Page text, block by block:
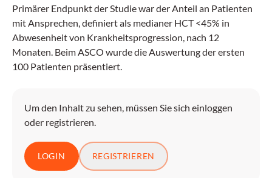
Primärer Endpunkt der Studie war der Anteil an Patienten
mit Ansprechen, definiert als medianer HCT <45% in
Abwesenheit von Krankheitsprogression, nach 12
Monaten. Beim ASCO wurde die Auswertung der ersten
100 Patienten präsentiert.
Um den Inhalt zu sehen, müssen Sie sich einloggen
oder registrieren.
LOGIN REGISTRIEREN